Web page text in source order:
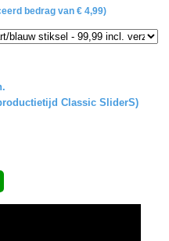
bedrag van € 4,99)
Classic SliderS)